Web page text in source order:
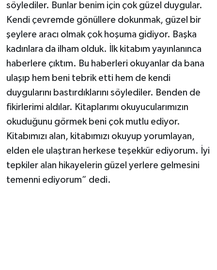
söylediler. Bunlar benim için çok güzel duygular.
Kendi çevremde gönüllere dokunmak, güzel bir
şeylere aracı olmak çok hoşuma gidiyor. Başka
kadınlara da ilham olduk. İlk kitabım yayınlanınca
haberlere çıktım. Bu haberleri okuyanlar da bana
ulaşıp hem beni tebrik etti hem de kendi
duygularını bastırdıklarını söylediler. Benden de
fikirlerimi aldılar. Kitaplarımı okuyucularımızın
okuduğunu görmek beni çok mutlu ediyor.
Kitabımızı alan, kitabımızı okuyup yorumlayan,
elden ele ulaştıran herkese teşekkür ediyorum. İyi
tepkiler alan hikayelerin güzel yerlere gelmesini
temenni ediyorum” dedi.